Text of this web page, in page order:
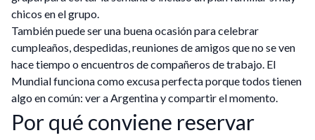
chicos en el grupo.
También puede ser una buena ocasión para celebrar
cumpleaños, despedidas, reuniones de amigos que no se ven
hace tiempo o encuentros de compañeros de trabajo. El
Mundial funciona como excusa perfecta porque todos tienen
algo en común: ver a Argentina y compartir el momento.
Por qué conviene reservar